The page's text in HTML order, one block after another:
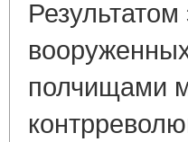
полчищами